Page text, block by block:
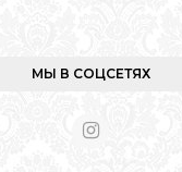
МЫ В СОЦСЕТЯХ
I